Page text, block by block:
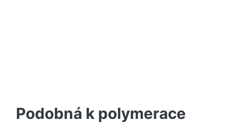
Podobná k polymerace